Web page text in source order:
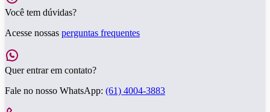
Você tem dúvidas?
Acesse nossas perguntas frequentes
Quer entrar em contato?
Fale no nosso WhatsApp: (61) 4004-3883